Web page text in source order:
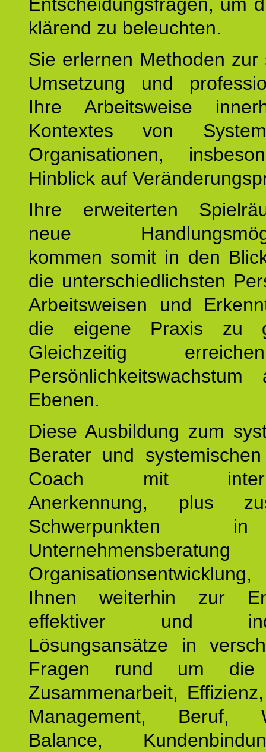
klärend zu beleuchten.
Sie erlernen Methoden zur
Umsetzung und
Ihre Arbeitsweise
Kontextes von
Organisationen,
Hinblick auf
Ihre erweiterten
neue
kommen somit in den
die unterschiedlichsten
Arbeitsweisen und
die eigene Praxis zu
Gleichzeitig
Ebenen.
Diese Ausbildung zum
Berater und
Coach mit
Anerkennung, plus
Schwerpunkten
Ihnen weiterhin zur
effektiver und
Lösungsansätze in
Fragen rund um die
Zusammenarbeit,
Management, Beruf,
Balance,